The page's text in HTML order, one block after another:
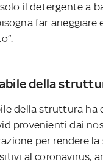
il detergente a
far
della
della struttura ha
provenienti dai
per rendere
al coronavirus,